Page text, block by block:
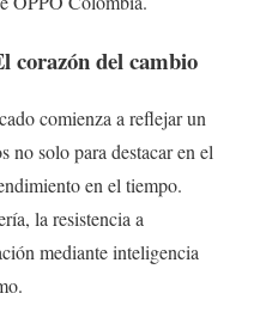
corazón del cambio
comienza a reflejar un
no solo para destacar en el
en el tiempo.
la resistencia a
mediante inteligencia